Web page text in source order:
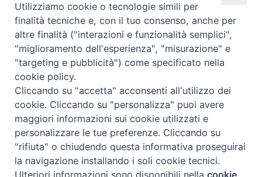
Statuto
Presidenza e ufficio presidenza
Consiglio scientifico
Coordinamento nazionale
COPYRIGHT Scienza & Vita - C.F96600690588- Tutti i
diritti -Privacy- Credits
Utilizziamo cookie o tecnologie simili per
finalità tecniche e, con il tuo consenso, anche per
altre finalità ("interazioni e funzionalità semplici",
"miglioramento dell'esperienza", "misurazione" e
"targeting e pubblicità") come specificato nella
cookie policy.
Cliccando su "accetta" acconsenti all'utilizzo dei
cookie. Cliccando su "personalizza" puoi avere
maggiori informazioni sui cookie utilizzati e
personalizzare le tue preferenze. Cliccando su
"rifiuta" o chiudendo questa informativa proseguirai
la navigazione installando i soli cookie tecnici.